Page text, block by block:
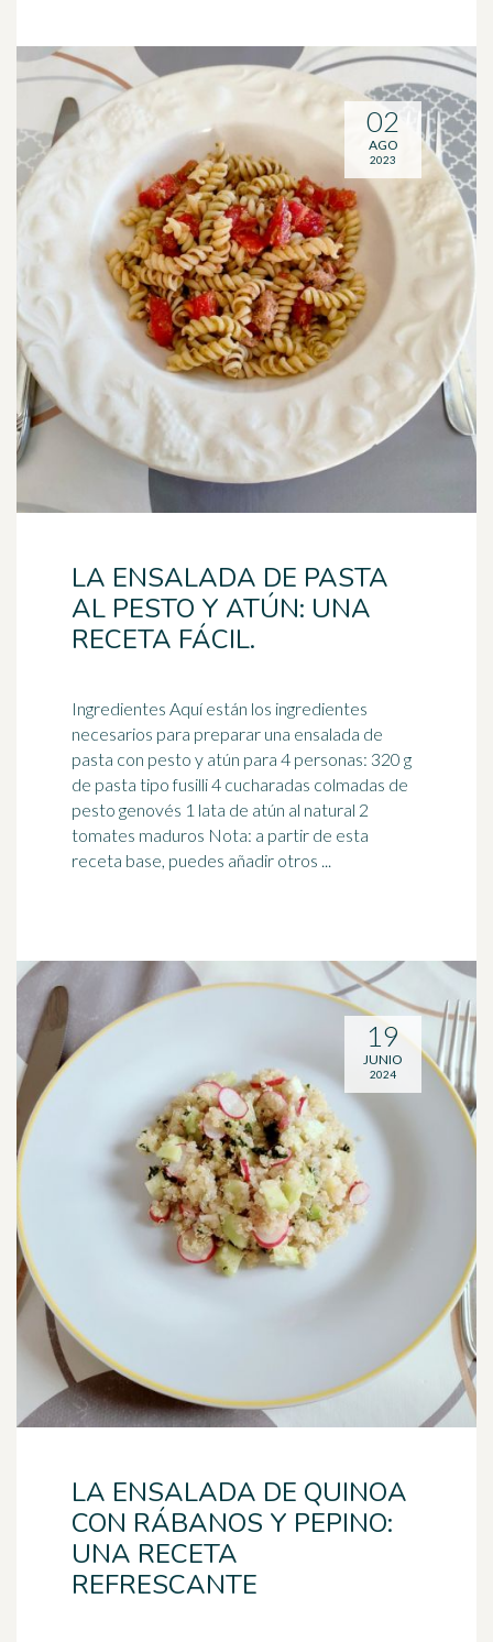
LA ENSALADA DE PASTA
AL PESTO Y ATÚN: UNA
RECETA FÁCIL.
Ingredientes Aquí están los ingredientes
necesarios para preparar una ensalada de
pasta con pesto y atún para 4 personas: 320 g
de pasta tipo fusilli 4 cucharadas colmadas de
pesto genovés 1 lata de atún al natural 2
tomates maduros Nota: a partir de esta
receta base, puedes añadir otros ...
02
AGO
2023
LA ENSALADA DE QUINOA
CON RÁBANOS Y PEPINO:
UNA RECETA
REFRESCANTE
19
JUNIO
2024